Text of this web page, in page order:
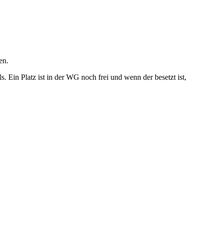
Ein Platz ist in der WG noch frei und wenn der besetzt ist,